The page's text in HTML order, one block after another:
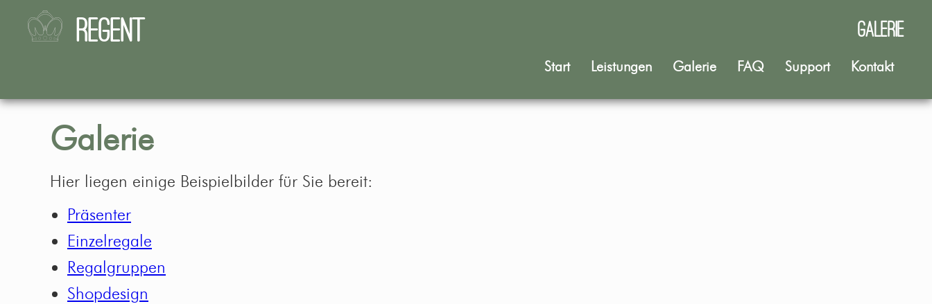
REGENT Galerie
Start Leistungen Galerie FAQ Support Kontakt
Galerie
Hier liegen einige Beispielbilder für Sie bereit:
Präsenter
Einzelregale
Regalgruppen
Shopdesign